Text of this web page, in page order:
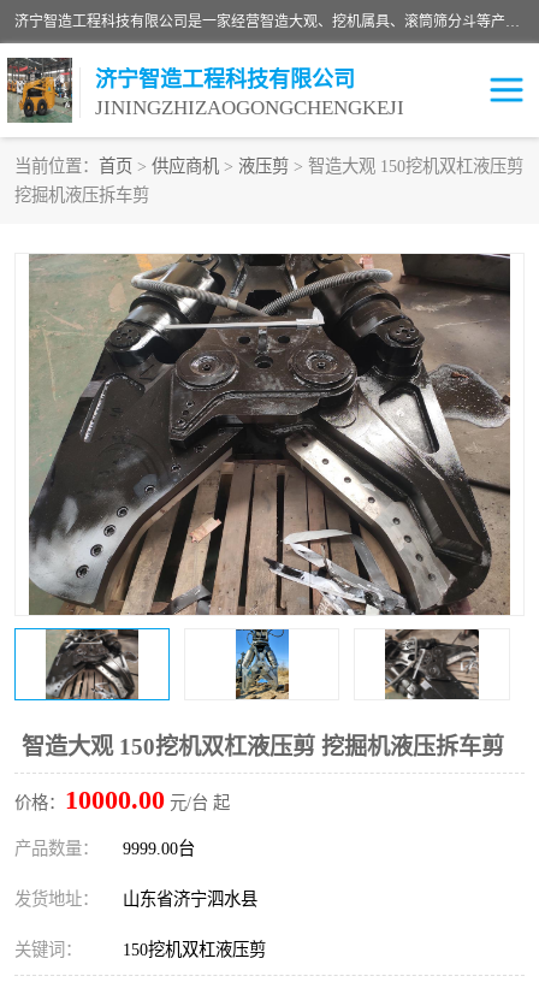
济宁智造工程科技有限公司是一家经营智造大观、挖机属具、滚筒筛分斗等产品的滑移装载机厂家。济宁智造工程科技有限公司奉行以质量赢得用户，诚信为本，互利共赢的宗旨，依靠雄厚的技术力量，科学的管理制度，先进的加工检测设备，始终坚持以客户为中心，免费咨询！
济宁智造工程科技有限公司
JININGZHIZAOGONGCHENGKEJI
当前位置： 首页 > 供应商机 > 液压剪 > 智造大观 150挖机双杠液压剪
挖掘机液压拆车剪
智造大观 150挖机双杠液压剪 挖掘机液压拆车剪
价格： 10000.00 元/台 起
产品数量： 9999.00台
发货地址： 山东省济宁泗水县
关键词： 150挖机双杠液压剪
振动夯
铣挖机 移动破碎机
滚筒筛分斗 粉碎钳
液压剪 土壤修复
铣刨机 开沟机
伐木机 破碎机
打桩机 压路机
枕木机 滑移装载机
清扫器
挖树机 拓荒机
滚筒筛
挖掘机破碎斗